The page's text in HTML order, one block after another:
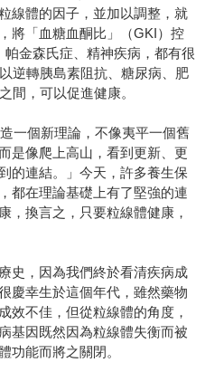
線體的因子，並加以調整，就
將「血糖血酮比」（GKI）控
金森氏症、精神疾病，都有很
逆轉胰島素阻抗、糖尿病、肥
間，可以促進健康。
一個新理論，不像夷平一個舊
是像爬上高山，看到更新、更
的連結。」今天，許多養生保
都在理論基礎上有了堅強的連
，換言之，只要粒線體健康，
史，因為我們終於看清疾病成
慶幸生於這個年代，雖然藥物
效不佳，但從粒線體的角度，
基因既然因為粒線體失衡而被
功能而將之關閉。